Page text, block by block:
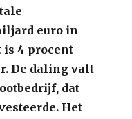
euro in
is 4 procent
De daling valt
dat
Het